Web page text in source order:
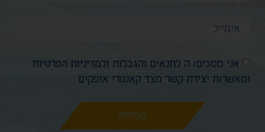
אני מסכים/ ה לתנאים והגבלות ולמדיניות הפרטיות
ומאשר/ת יצירת קשר מצד קאנטרי אופקים
שליחה